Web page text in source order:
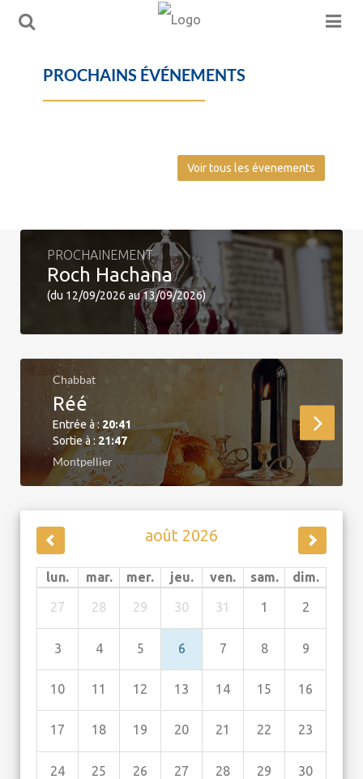
PROCHAINS ÉVÉNEMENTS
Voir tous les évenements
PROCHAINEMENT
Roch Hachana
(du 12/09/2026 au 13/09/2026)
Chabbat
Réé
Entrée à : 20:41
Sortie à :21:47
Montpellier
août 2026
lun. mar. mer. jeu. ven. sam. dim.
27 28 29 30 31 1 2
3 4 5 6 7 8 9
10 11 12 13 14 15 16
17 18 19 20 21 22 23
24 25 26 27 28 29 30